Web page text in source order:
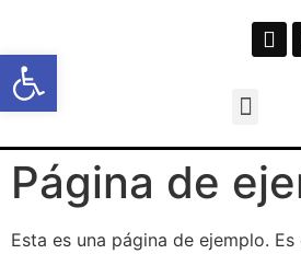
Página de
Esta es una página de ejemplo.
Abrir barra de